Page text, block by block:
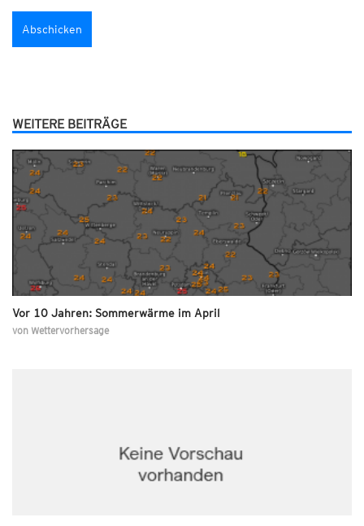
WEITERE BEITRÄGE
Vor 10 Jahren: Sommerwärme im April
von Wettervorhersage